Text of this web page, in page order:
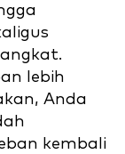
lebih
Anda
kembali